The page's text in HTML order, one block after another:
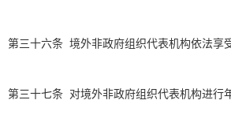
第三十六条 境外非政府组织代表机构依法享
第三十七条 对境外非政府组织代表机构进行